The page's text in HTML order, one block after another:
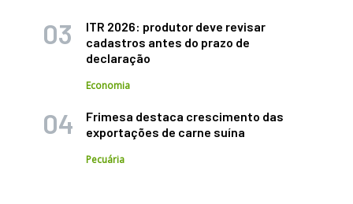
ITR 2026: produtor deve revisar
cadastros antes do prazo de
declaração
Economia
Frimesa destaca crescimento das
exportações de carne suína
Pecuária